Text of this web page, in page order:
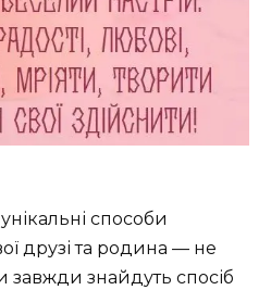
способи
друзі та родина — не
завжди знайдуть спосіб